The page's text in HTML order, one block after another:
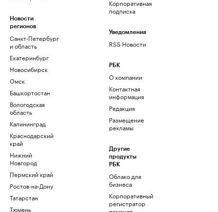
Новости
регионов
Санкт-Петербург
и область
Екатеринбург
Новосибирск
Омск
Башкортостан
Вологодская
область
Калининград
Краснодарский
край
Нижний
Новгород
Пермский край
Ростов-на-Дону
Татарстан
Тюмень
Корпоративная
подписка
Уведомления
RSS Новости
РБК
О компании
Контактная
информация
Редакция
Размещение
рекламы
Другие
продукты
РБК
Облако для
бизнеса
Корпоративный
регистратор